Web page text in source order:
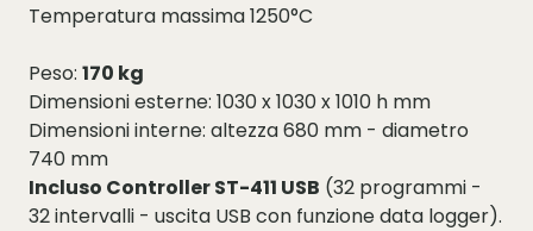
Temperatura massima 1250°C
Peso: 170 kg
Dimensioni esterne: 1030 x 1030 x 1010 h mm
Dimensioni interne: altezza 680 mm - diametro
740 mm
Incluso Controller ST-411 USB (32 programmi -
32 intervalli - uscita USB con funzione data logger).